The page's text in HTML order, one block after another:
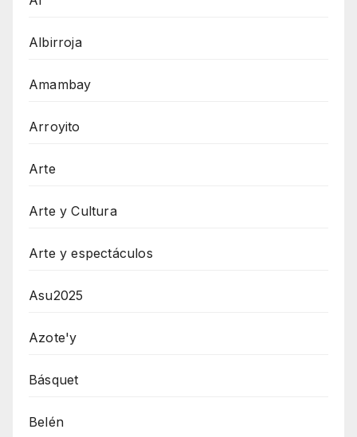
Albirroja
Amambay
Arroyito
Arte
Arte y Cultura
Arte y espectáculos
Asu2025
Azote'y
Básquet
Belén